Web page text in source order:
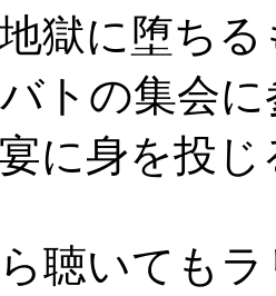
獄に堕ちる
トの集会
に身を投じ
聴いてもラ